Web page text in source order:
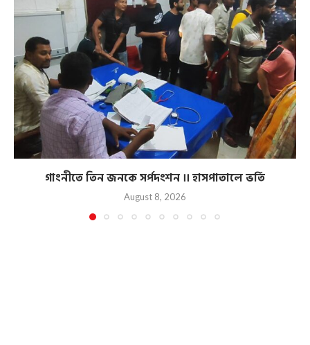
গাংনীতে তিন জনকে সর্পদংশন ।। হাসপাতালে ভর্তি
August 8, 2026